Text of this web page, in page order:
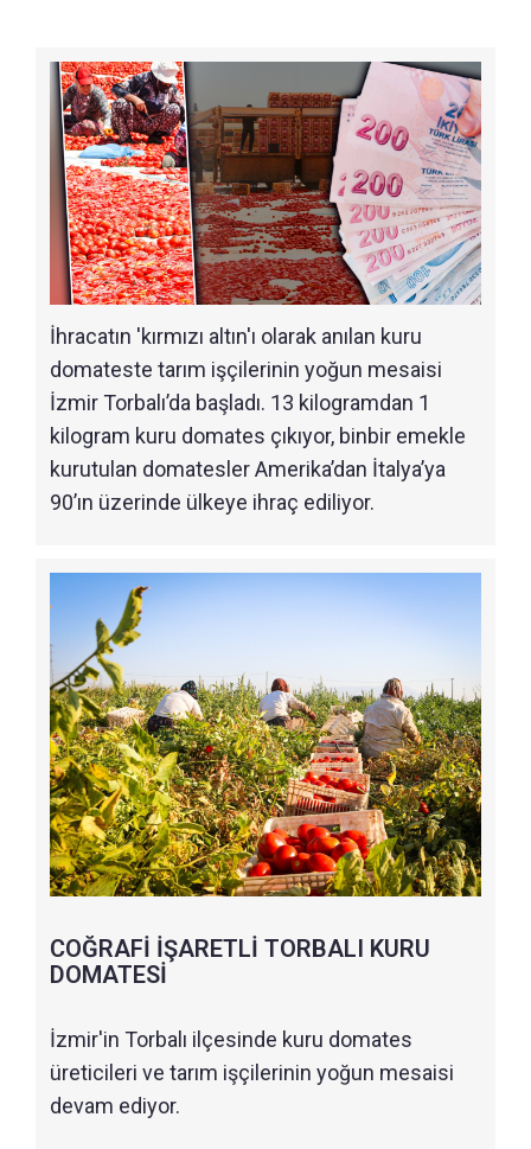
İhracatın 'kırmızı altın'ı olarak anılan kuru
domateste tarım işçilerinin yoğun mesaisi
İzmir Torbalı’da başladı. 13 kilogramdan 1
kilogram kuru domates çıkıyor, binbir emekle
kurutulan domatesler Amerika’dan İtalya’ya
90’ın üzerinde ülkeye ihraç ediliyor.
COĞRAFİ İŞARETLİ TORBALI KURU
DOMATESİ
İzmir'in Torbalı ilçesinde kuru domates
üreticileri ve tarım işçilerinin yoğun mesaisi
devam ediyor.